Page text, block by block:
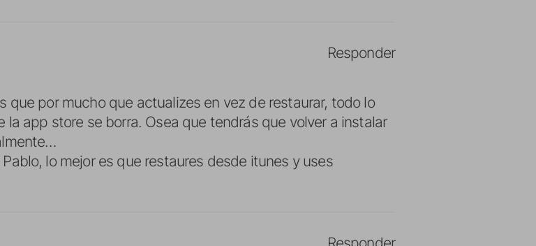
que por mucho que actualizes en vez de restaurar, todo lo
la app store se borra. Osea que tendrás que volver a instalar
lo mejor es que restaures desde itunes y uses
Responder